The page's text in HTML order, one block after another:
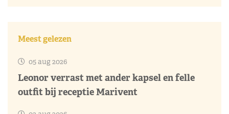
Meest gelezen
05 aug 2026
Leonor verrast met ander kapsel en felle
outfit bij receptie Marivent